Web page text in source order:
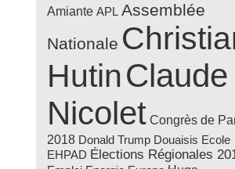
Amiante APL Assemblée
Nationale
HutinClaude
Nicolet Congrès de
2018 Donald Trump Douaisis Ecole
EHPAD Élections Régionales